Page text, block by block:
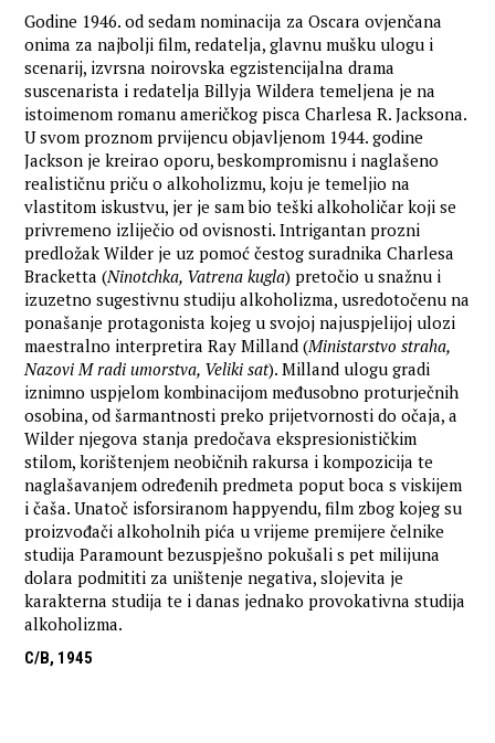
Godine 1946. od sedam nominacija za Oscara ovjenčana
onima za najbolji film, redatelja, glavnu mušku ulogu i
scenarij, izvrsna noirovska egzistencijalna drama
suscenarista i redatelja Billyja Wildera temeljena je na
istoimenom romanu američkog pisca Charlesa R. Jacksona.
U svom proznom prvijencu objavljenom 1944. godine
Jackson je kreirao oporu, beskompromisnu i naglašeno
realističnu priču o alkoholizmu, koju je temeljio na
vlastitom iskustvu, jer je sam bio teški alkoholičar koji se
privremeno izliječio od ovisnosti. Intrigantan prozni
predložak Wilder je uz pomoć čestog suradnika Charlesa
Bracketta (Ninotchka, Vatrena kugla) pretočio u snažnu i
izuzetno sugestivnu studiju alkoholizma, usredotočenu na
ponašanje protagonista kojeg u svojoj najuspjelijoj ulozi
maestralno interpretira Ray Milland (Ministarstvo straha,
Nazovi M radi umorstva, Veliki sat). Milland ulogu gradi
iznimno uspjelom kombinacijom međusobno proturječnih
osobina, od šarmantnosti preko prijetvornosti do očaja, a
Wilder njegova stanja predočava ekspresionističkim
stilom, korištenjem neobičnih rakursa i kompozicija te
naglašavanjem određenih predmeta poput boca s viskijem
i čaša. Unatoč isforsiranom happyendu, film zbog kojeg su
proizvođači alkoholnih pića u vrijeme premijere čelnike
studija Paramount bezuspješno pokušali s pet milijuna
dolara podmititi za uništenje negativa, slojevita je
karakterna studija te i danas jednako provokativna studija
alkoholizma.
C/B, 1945